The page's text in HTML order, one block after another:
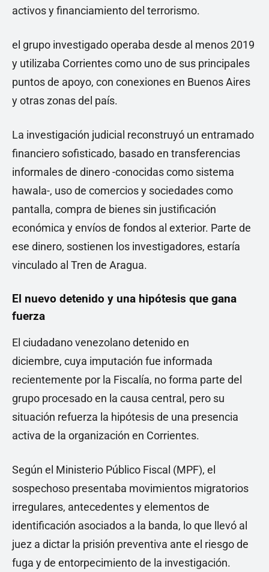
activos y financiamiento del terrorismo.
el grupo investigado operaba desde al menos 2019
y utilizaba Corrientes como uno de sus principales
puntos de apoyo, con conexiones en Buenos Aires
y otras zonas del país.
La investigación judicial reconstruyó un entramado
financiero sofisticado, basado en transferencias
informales de dinero -conocidas como sistema
hawala-, uso de comercios y sociedades como
pantalla, compra de bienes sin justificación
económica y envíos de fondos al exterior. Parte de
ese dinero, sostienen los investigadores, estaría
vinculado al Tren de Aragua.
El nuevo detenido y una hipótesis que gana
fuerza
El ciudadano venezolano detenido en
diciembre, cuya imputación fue informada
recientemente por la Fiscalía, no forma parte del
grupo procesado en la causa central, pero su
situación refuerza la hipótesis de una presencia
activa de la organización en Corrientes.
Según el Ministerio Público Fiscal (MPF), el
sospechoso presentaba movimientos migratorios
irregulares, antecedentes y elementos de
identificación asociados a la banda, lo que llevó al
juez a dictar la prisión preventiva ante el riesgo de
fuga y de entorpecimiento de la investigación.